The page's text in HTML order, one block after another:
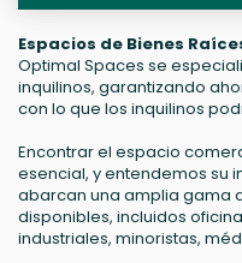
Espacios de Bienes
Optimal Spaces se
inquilinos, garantizando
con lo que los inquilinos
Encontrar el espacio
esencial, y entendemos su
abarcan una amplia gama
disponibles, incluidos
industriales, minoristas,